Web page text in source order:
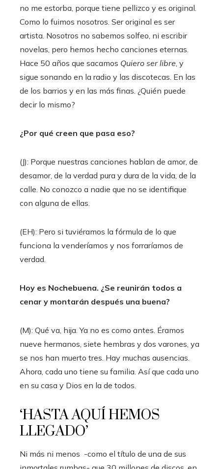
no me estorba, porque tiene pellizco y es original.
Como lo fuimos nosotros. Ser original es ser
artista. Nosotros no sabemos solfeo, ni escribir
novelas, pero hemos hecho canciones eternas.
Hace 50 años que sacamos Quiero ser libre, y
sigue sonando en la radio y las discotecas. En las
de los barrios y en las más finas. ¿Quién puede
decir lo mismo?
¿Por qué creen que pasa eso?
(J): Porque nuestras canciones hablan de amor, de
desamor, de la verdad pura y dura de la vida, de la
calle. No conozco a nadie que no se identifique
con alguna de ellas.
(EH): Pero si tuviéramos la fórmula de lo que
funciona la venderíamos y nos forraríamos de
verdad.
Hoy es Nochebuena. ¿Se reunirán todos a
cenar y montarán después una buena?
(M): Qué va, hija. Ya no es como antes. Éramos
nueve hermanos, siete hembras y dos varones, ya
se nos han muerto tres. Hay muchas ausencias.
Ahora, cada uno tiene su familia. Así que cada uno
en su casa y Dios en la de todos.
‘HASTA AQUÍ HEMOS
LLEGADO’
Ni más ni menos -como el título de una de sus